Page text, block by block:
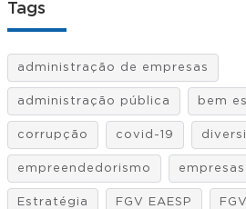
Tags
administração de empresas
administração pública bem
corrupção covid-19
empreendedorismo empresas
Estratégia FGV EAESP